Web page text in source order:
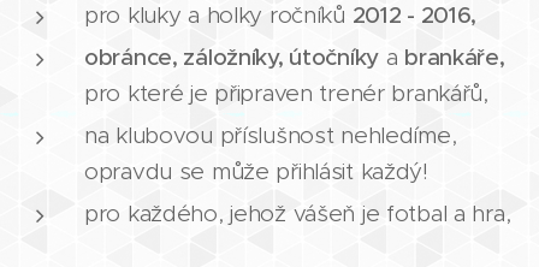
pro kluky a holky ročníků 2012 - 2016,
obránce, záložníky, útočníky a brankáře,
pro které je připraven trenér brankářů,
na klubovou příslušnost nehledíme,
opravdu se může přihlásit každý!
pro každého, jehož vášeň je fotbal a hra,